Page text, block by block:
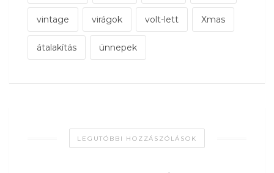
vintage virágok volt-lett Xmas
átalakítás ünnepek
LEGUTÓBBI HOZZÁSZÓLÁSOK